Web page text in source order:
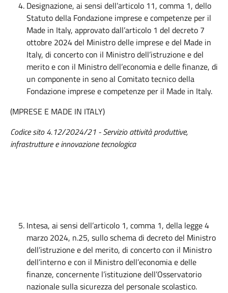
Designazione, ai sensi dell’articolo 11, comma 1, dello
Statuto della Fondazione imprese e competenze per il
Made in Italy, approvato dall’articolo 1 del decreto 7
ottobre 2024 del Ministro delle imprese e del Made in
Italy, di concerto con il Ministro dell’istruzione e del
merito e con il Ministro dell’economia e delle finanze, di
un componente in seno al Comitato tecnico della
Fondazione imprese e competenze per il Made in Italy.
(MPRESE E MADE IN ITALY)
Codice sito 4.12/2024/21 - Servizio attività produttive,
infrastrutture e innovazione tecnologica
Intesa, ai sensi dell’articolo 1, comma 1, della legge 4
marzo 2024, n.25, sullo schema di decreto del Ministro
dell’istruzione e del merito, di concerto con il Ministro
dell’interno e con il Ministro dell’economia e delle
finanze, concernente l’istituzione dell’Osservatorio
nazionale sulla sicurezza del personale scolastico.